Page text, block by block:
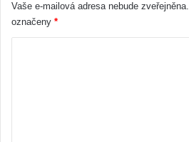
Vaše e-mailová adresa nebude zveřejněna.
označeny *